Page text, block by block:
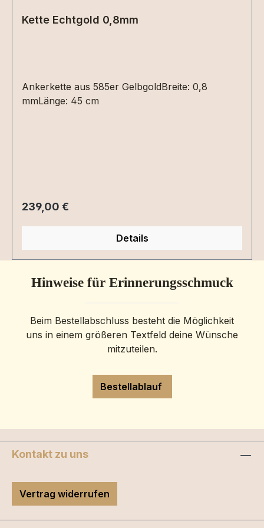
Kette Echtgold 0,8mm
Ankerkette aus 585er GelbgoldBreite: 0,8
mmLänge: 45 cm
Regulärer Preis:
239,00 €
Details
Hinweise für Erinnerungsschmuck
Beim Bestellabschluss besteht die Möglichkeit
uns in einem größeren Textfeld deine Wünsche
mitzuteilen.
Bestellablauf
Kontakt zu uns
Vertrag widerrufen